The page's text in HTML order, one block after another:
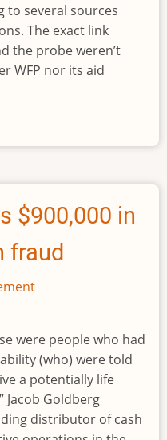
to several sources
The exact link
the probe weren’t
WFP nor its aid
$900,000 in
fraud
were people who had
(who) were told
a potentially life
Jacob Goldberg
distributor of cash